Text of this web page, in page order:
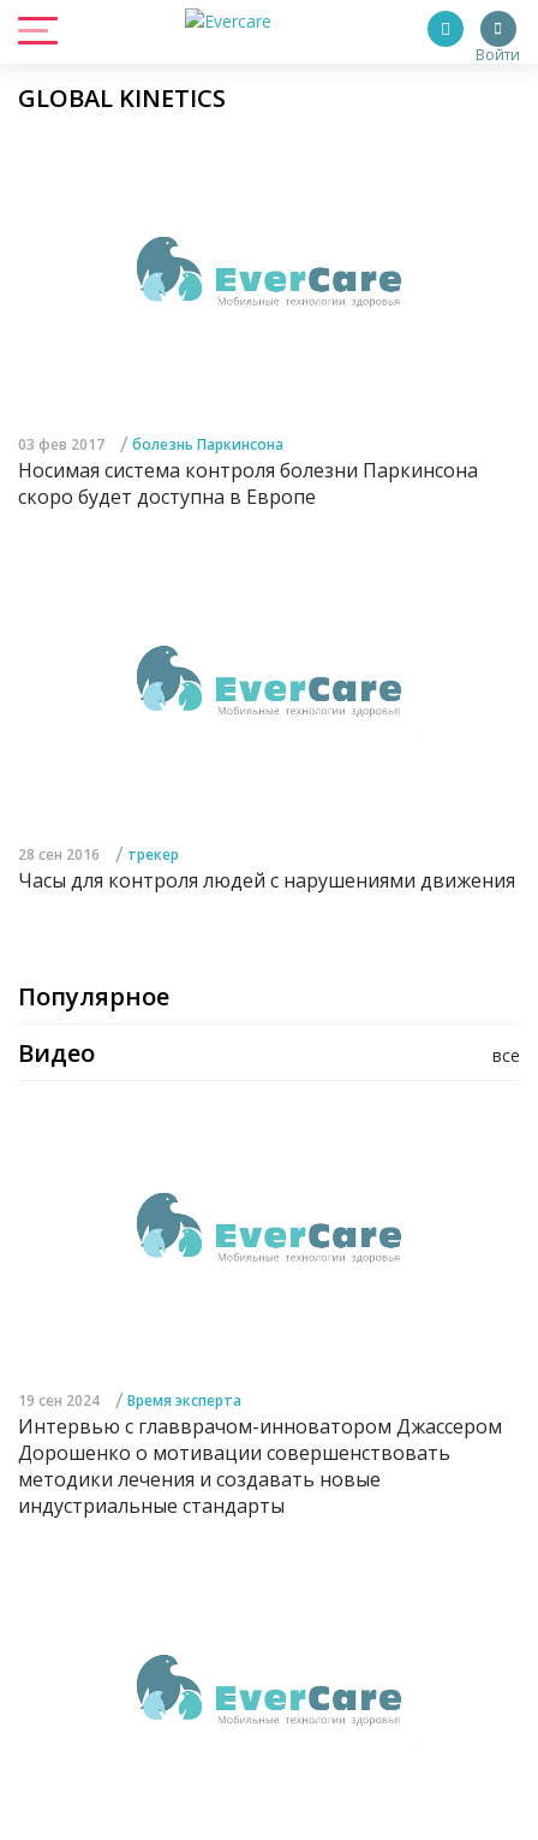
Войти
GLOBAL KINETICS
03 фев 2017 / болезнь Паркинсона
Носимая система контроля болезни Паркинсона
скоро будет доступна в Европе
28 сен 2016 / трекер
Часы для контроля людей с нарушениями движения
Популярное
все
Видео
19 сен 2024 / Время эксперта
Интервью с главврачом-инноватором Джассером
Дорошенко о мотивации совершенствовать
методики лечения и создавать новые
индустриальные стандарты